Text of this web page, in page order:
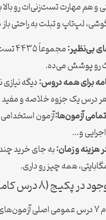
و هم مهارت تست‌زنی‌ات رو
لپ‌تاپ و تبلت به راحتی
بی‌نظیر:
رو پوشش می‌ده.
برای همه دروس:دیگه
هر درس یک جزوه خلاصه و مفید
آزمون‌ها:آزمون
و…
هزینه و زمان:به جای خرید
(۸ درس کامل)
این پکیج جامع، تمام ۷ درس عمومی